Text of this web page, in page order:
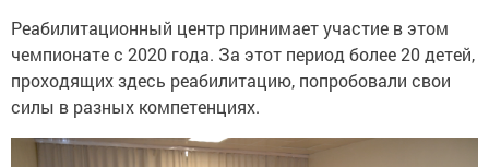
Реабилитационный центр принимает участие в этом
чемпионате с 2020 года. За этот период более 20 детей,
проходящих здесь реабилитацию, попробовали свои
силы в разных компетенциях.